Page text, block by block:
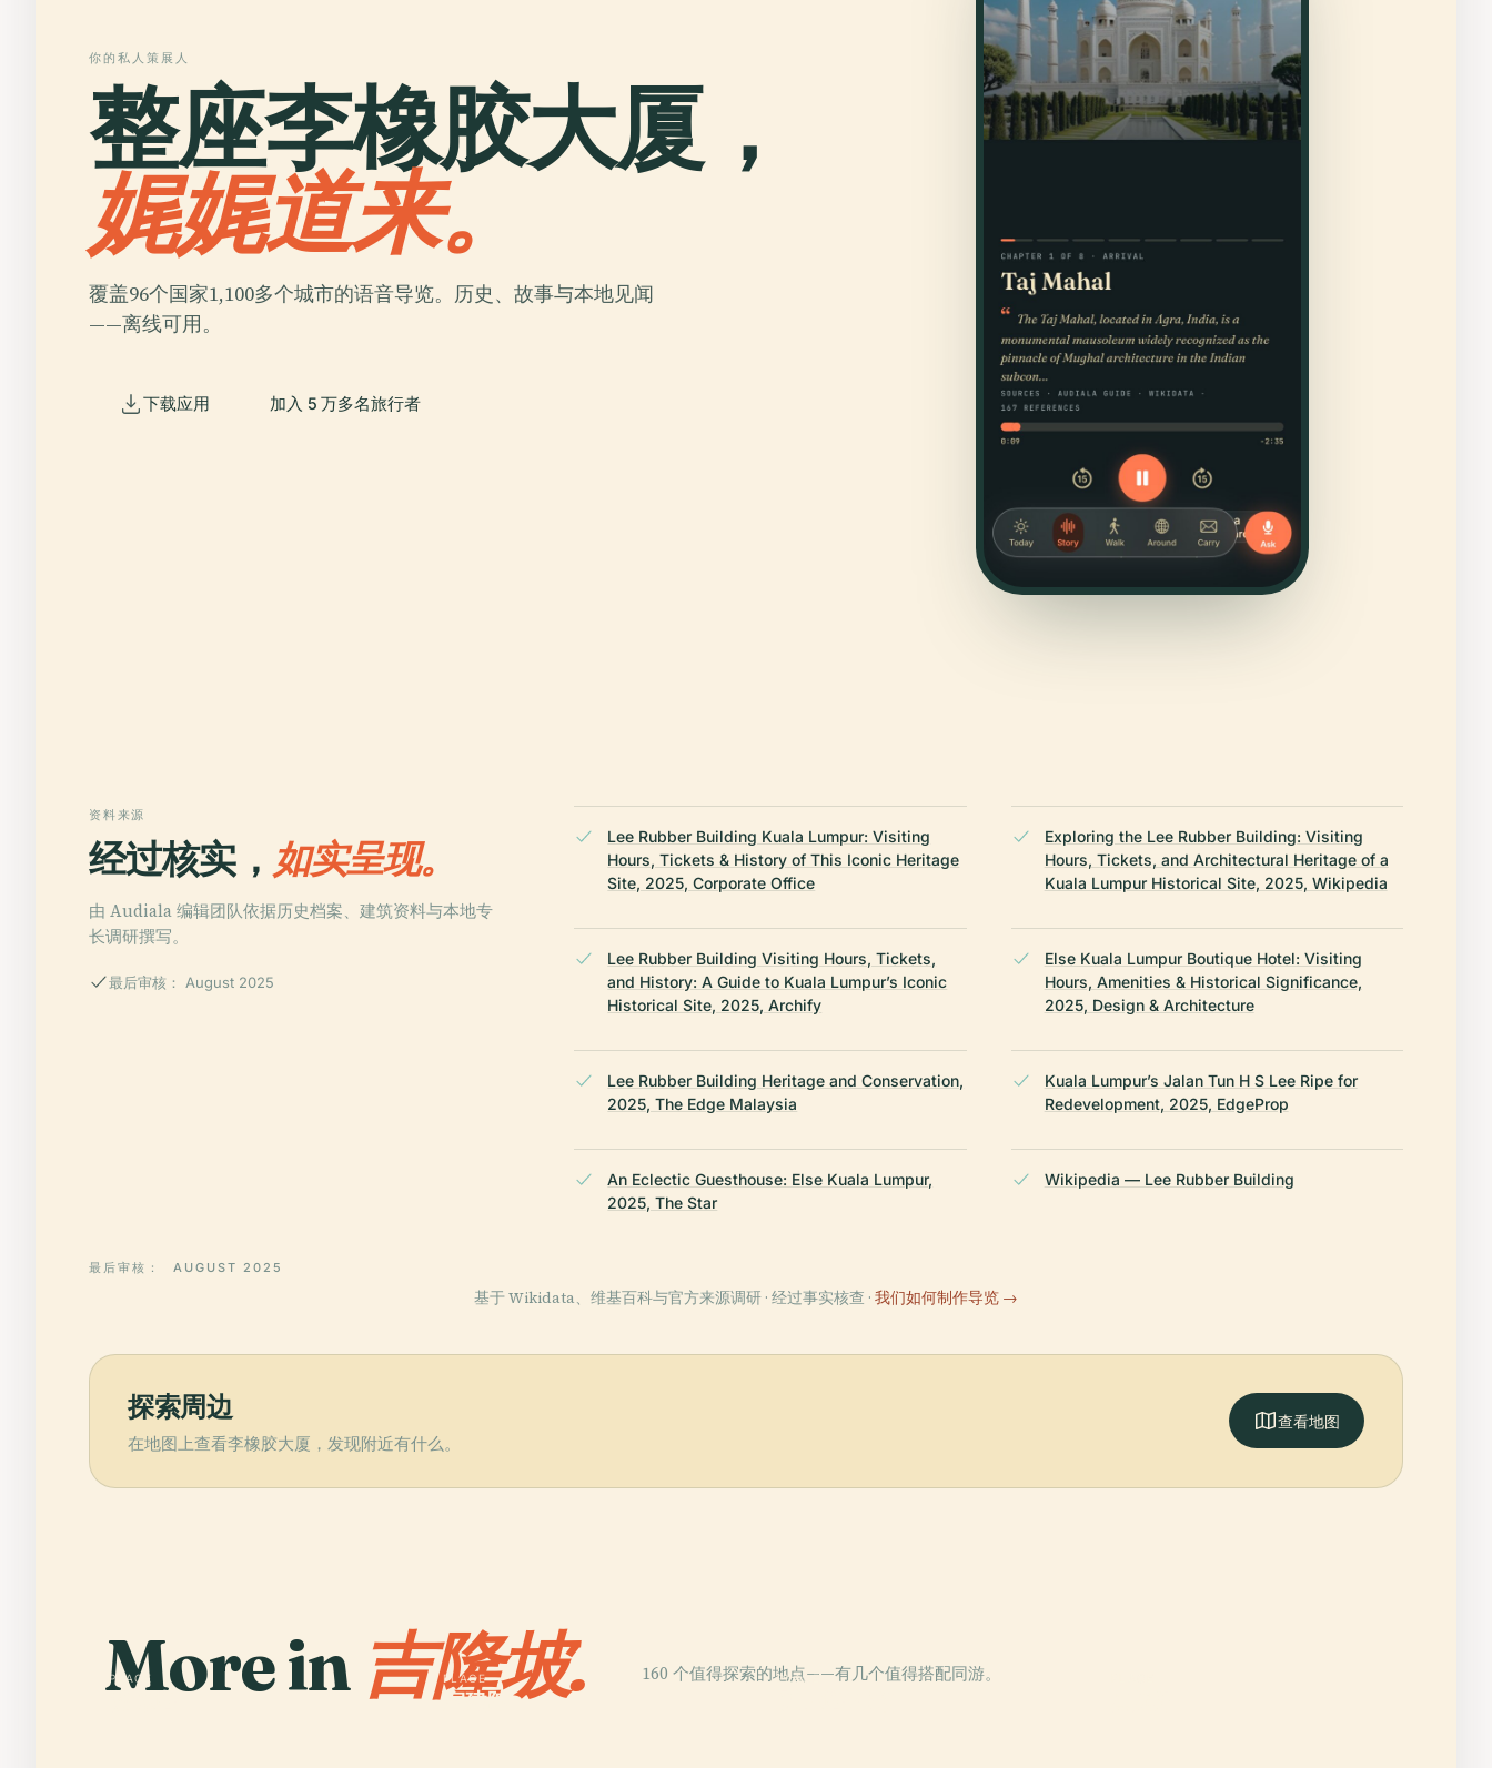
你的私人策展人
整座李橡胶大厦，
娓娓道来。
覆盖96个国家1,100多个城市的语音导览。历史、故事与本地见闻
——离线可用。
下载应用 加入 5 万多名旅行者
资料来源
经过核实， 如实呈现。
由 Audiala 编辑团队依据历史档案、建筑资料与本地专
长调研撰写。
最后审核： August 2025
Lee Rubber Building Kuala Lumpur: Visiting
Hours, Tickets & History of This Iconic Heritage
Site, 2025, Corporate Office
Exploring the Lee Rubber Building: Visiting
Hours, Tickets, and Architectural Heritage of a
Kuala Lumpur Historical Site, 2025, Wikipedia
Lee Rubber Building Visiting Hours, Tickets,
and History: A Guide to Kuala Lumpur’s Iconic
Historical Site, 2025, Archify
Else Kuala Lumpur Boutique Hotel: Visiting
Hours, Amenities & Historical Significance,
2025, Design & Architecture
Lee Rubber Building Heritage and Conservation,
2025, The Edge Malaysia
Kuala Lumpur’s Jalan Tun H S Lee Ripe for
Redevelopment, 2025, EdgeProp
An Eclectic Guesthouse: Else Kuala Lumpur,
2025, The Star
Wikipedia — Lee Rubber Building
最后审核： AUGUST 2025
基于 Wikidata、维基百科与官方来源调研 · 经过事实核查 · 我们如何制作导览 →
探索周边
在地图上查看李橡胶大厦，发现附近有什么。
查看地图
More in 吉隆坡. 160 个值得探索的地点——有几个值得搭配同游。
PLACE PLACE
室建陀
PLACE